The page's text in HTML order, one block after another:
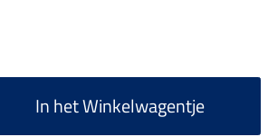
In het Winkelwagentje